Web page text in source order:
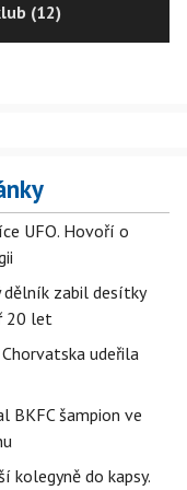
(12)
UFO. Hovoří o
dělník zabil desítky
20 let
udeřila
BKFC šampion ve
kolegyně do kapsy.